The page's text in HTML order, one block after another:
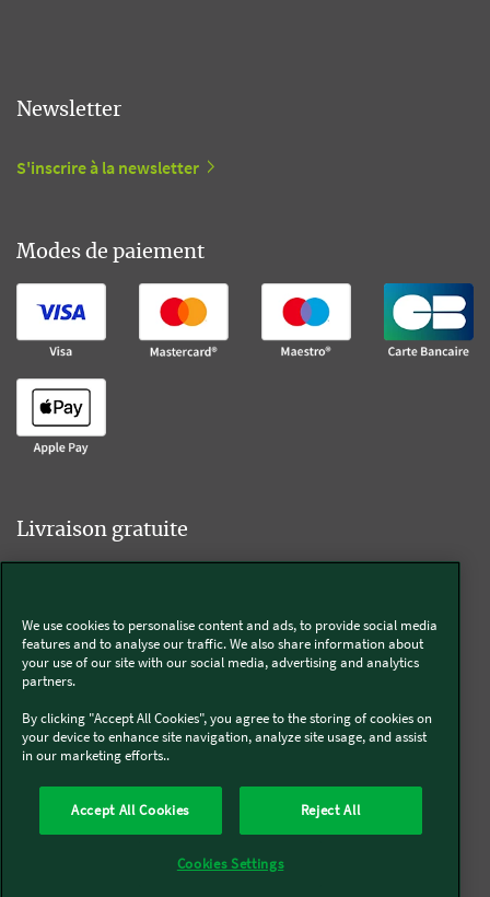
Newsletter
S'inscrire à la newsletter
Modes de paiement
Livraison gratuite
Livraison offerte sur l'e-shop dès 55€ d'achat.
Kobold
We use cookies to personalise content and ads, to provide social media
features and to analyse our traffic. We also share information about
your use of our site with our social media, advertising and analytics
partners.
By clicking "Accept All Cookies", you agree to the storing of cookies on
your device to enhance site navigation, analyze site usage, and assist
in our marketing efforts..
Accept All Cookies Reject All
Cookies Settings